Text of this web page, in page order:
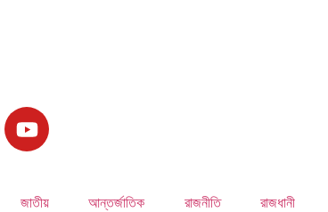
জাতীয় আন্তর্জাতিক রাজনীতি রাজধানী